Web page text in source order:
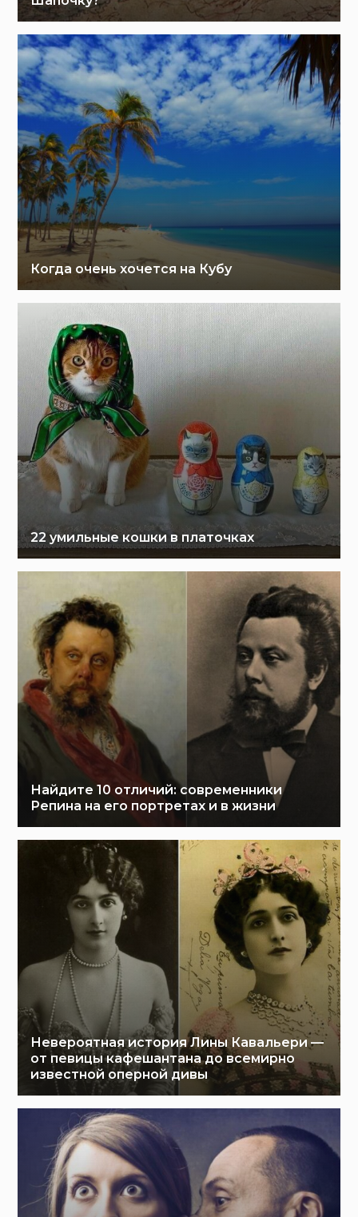
Когда очень хочется на Кубу
22 умильные кошки в платочках
Найдите 10 отличий: современники
Репина на его портретах и в жизни
Невероятная история Лины Кавальери —
от певицы кафешантана до всемирно
известной оперной дивы